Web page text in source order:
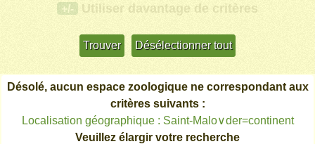
+/- Utiliser davantage de critères
Désolé, aucun espace zoologique ne correspondant aux
critères suivants :
Localisation géographique : Saint-Malo∨der=continent
Veuillez élargir votre recherche